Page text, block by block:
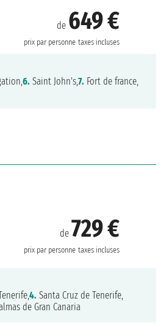
de 649 €
prix par personne taxes incluses
6. Saint John's,7. Fort de france,
de 729 €
prix par personne taxes incluses
4. Santa Cruz de Tenerife,
de Gran Canaria